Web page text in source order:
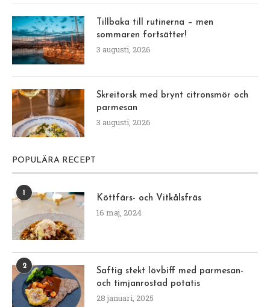
Tillbaka till rutinerna – men
sommaren fortsätter!
3 augusti, 2026
Skreitorsk med brynt citronsmör och
parmesan
3 augusti, 2026
POPULÄRA RECEPT
1
Köttfärs- och Vitkålsfräs
16 maj, 2024
2
Saftig stekt lövbiff med parmesan-
och timjanrostad potatis
28 januari, 2025